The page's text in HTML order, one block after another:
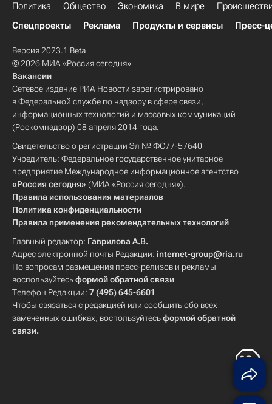
Политика Общество Экономика В мире
Спецпроекты
Реклама Продукты и сервисы Пресс-
Версия 2023.1 Beta
© 2026 МИА «Россия сегодня»
Вакансии
Сетевое издание РИА Новости зарегистрировано
в Федеральной службе по надзору в сфере связи,
информационных технологий и массовых коммуникаций
(Роскомнадзор) 08 апреля 2014 года.
Свидетельство о регистрации Эл № ФС77-57640
Учредитель: Федеральное государственное унитарное
предприятие Международное информационное агентство
«Россия сегодня» (МИА «Россия сегодня»).
Правила использования материалов
Политика конфиденциальности
Правила применения рекомендательных технологий
Главный редактор: Гаврилова А.В.
Адрес электронной почты Редакции: internet-group@ria.ru
По вопросам размещения пресс-релизов и рекламы
воспользуйтесьформой обратной связи
Телефон Редакции: 7 (495) 645-6601
Чтобы связаться с редакцией или сообщить обо всех
замеченных ошибках, воспользуйтесьформой обратной
связи.